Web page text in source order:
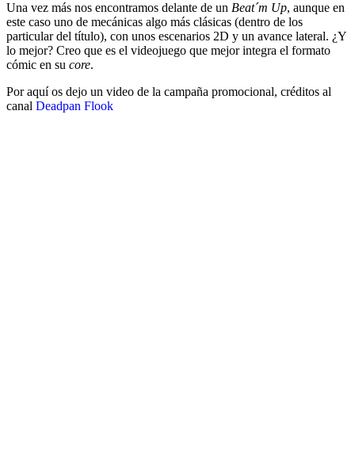
Una vez más nos encontramos delante de un Beat´m Up, aunque en
este caso uno de mecánicas algo más clásicas (dentro de los
particular del título), con unos escenarios 2D y un avance lateral. ¿Y
lo mejor? Creo que es el videojuego que mejor integra el formato
cómic en su core.
Por aquí os dejo un video de la campaña promocional, créditos al
canal Deadpan Flook